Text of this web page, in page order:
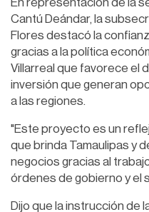
En representación de la
Cantú Deándar, la
Flores destacó la
gracias a la política
Villarreal que favorece el
inversión que generan
a las regiones.
"Este proyecto es un
que brinda Tamaulipas y
negocios gracias al
órdenes de gobierno y el
Dijo que la instrucción de